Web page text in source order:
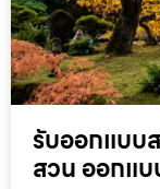
รับออกแบบ
สวน ออกแ